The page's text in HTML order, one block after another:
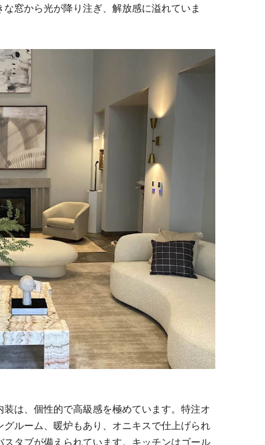
窓から光が降り注ぎ、解放感に溢れていま
は、個性的で高級感を極めています。特注オ
ルーム、暖炉もあり、オニキスで仕上げられ
タブが備えられています。キッチンはゴール